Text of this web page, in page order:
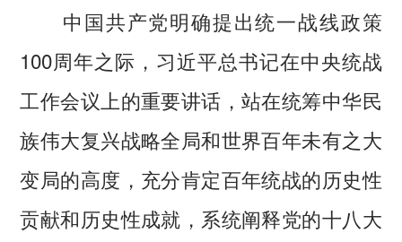
中国共产党明确提出统一战线政策
100周年之际，习近平总书记在中央统战
工作会议上的重要讲话，站在统筹中华民
族伟大复兴战略全局和世界百年未有之大
变局的高度，充分肯定百年统战的历史性
贡献和历史性成就，系统阐释党的十八大